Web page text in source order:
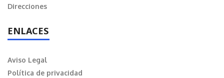
Direcciones
ENLACES
Aviso Legal
Política de privacidad